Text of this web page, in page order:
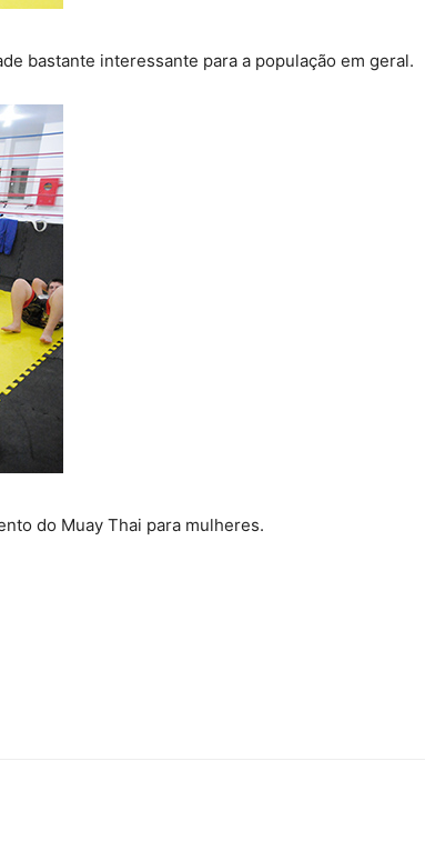
bastante interessante para a população em geral.
do Muay Thai para mulheres.